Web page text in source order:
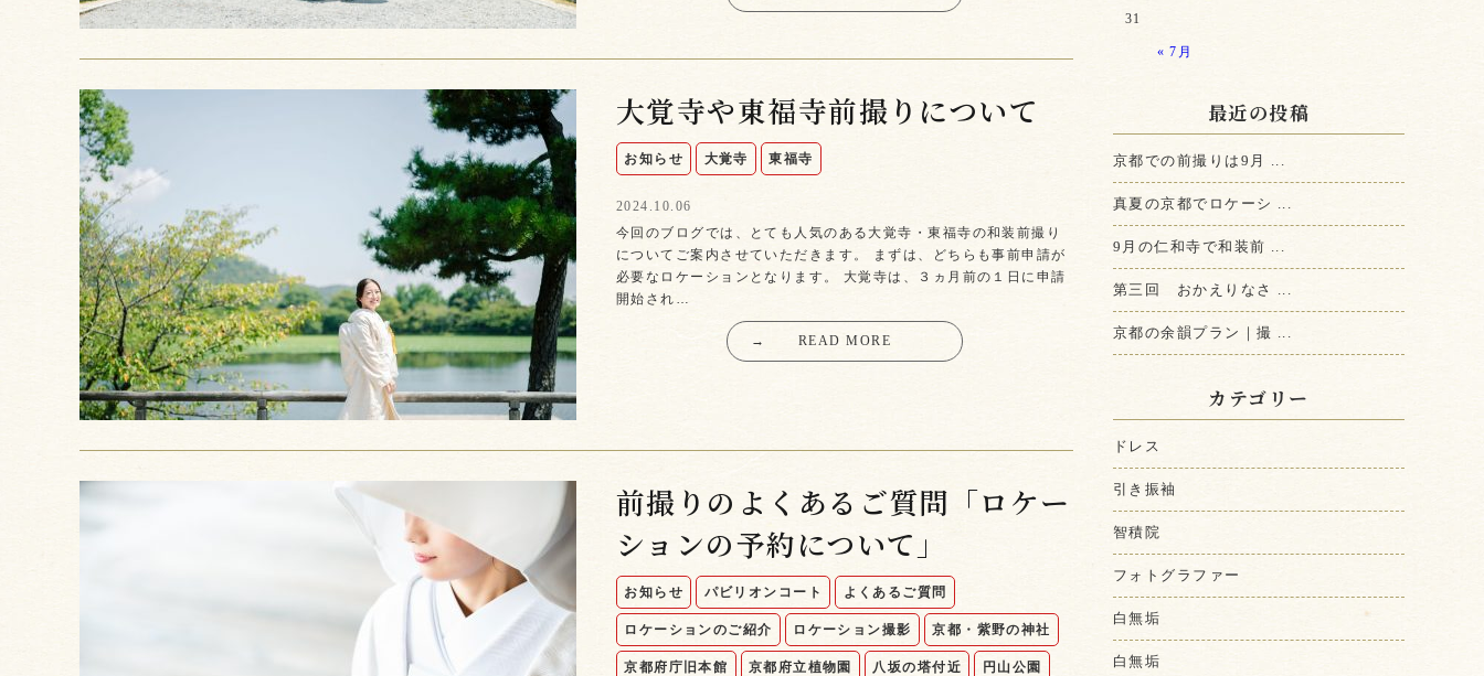
大覚寺や東福寺前撮りについて
お知らせ 大覚寺 東福寺
2024.10.06
今回のブログでは、とても人気のある大覚寺・東福寺の和装前撮り
についてご案内させていただきます。 まずは、どちらも事前申請が
必要なロケーションとなります。 大覚寺は、３ヵ月前の１日に申請
開始され…
→ READ MORE
前撮りのよくあるご質問「ロケー
ションの予約について」
お知らせ パビリオンコート よくあるご質問
ロケーションのご紹介 ロケーション撮影 京都・紫野の神社
京都府庁旧本館 京都府立植物園 八坂の塔付近 円山公園
« 7月
31
最近の投稿
京都での前撮りは9月 ...
真夏の京都でロケーシ ...
9月の仁和寺で和装前 ...
第三回 おかえりなさ ...
京都の余韻プラン｜撮 ...
カテゴリー
ドレス
引き振袖
智積院
フォトグラファー
白無垢
白無垢